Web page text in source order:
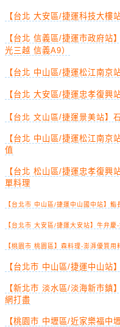
【台北 大安區/捷運科技大樓
【台北 信義區/捷運市政府站
光三越 信義A9）
【台北 中山區/捷運松江南京
【台北 大安區/捷運忠孝復興
【台北 文山區/捷運景美站】
【台北 中山區/捷運松江南京
值
【台北 松山區/捷運忠孝復興
單料理
【台北市 中山區/捷運中山國中站】
【台北市 大安區/捷運大安站】牛弁
【桃園市 桃園區】森料理-澎湃優質用
【台北市 中山區/捷運中山站
【新北市 淡水區/淡海新市鎮
網打盡
【桃園市 中壢區/近家樂福